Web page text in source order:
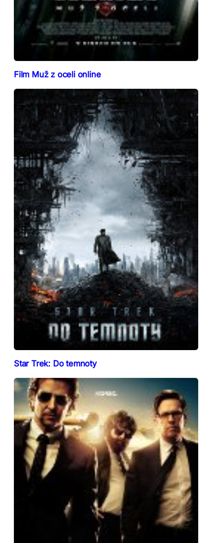
Film Muž z oceli online
Star Trek: Do temnoty